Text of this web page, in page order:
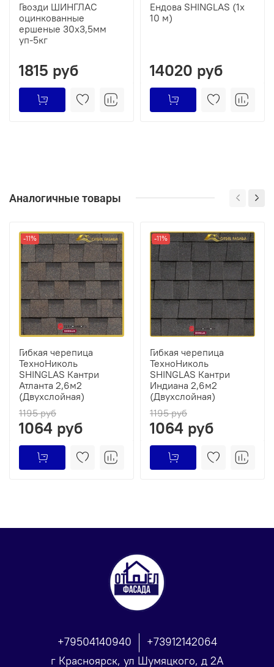
Гвозди ШИНГЛАС
оцинкованные
ершеные 30х3,5мм
уп-5кг
1815 руб
Ендова SHINGLAS (1х
10 м)
14020 руб
Аналогичные товары
-11%
Гибкая черепица
ТехноНиколь
SHINGLAS Кантри
Атланта 2,6м2
(Двухслойная)
1195 руб
1064 руб
-11%
Гибкая черепица
ТехноНиколь
SHINGLAS Кантри
Индиана 2,6м2
(Двухслойная)
1195 руб
1064 руб
+79504140940
+73912142064
г Красноярск, ул Шумяцкого, д 2А